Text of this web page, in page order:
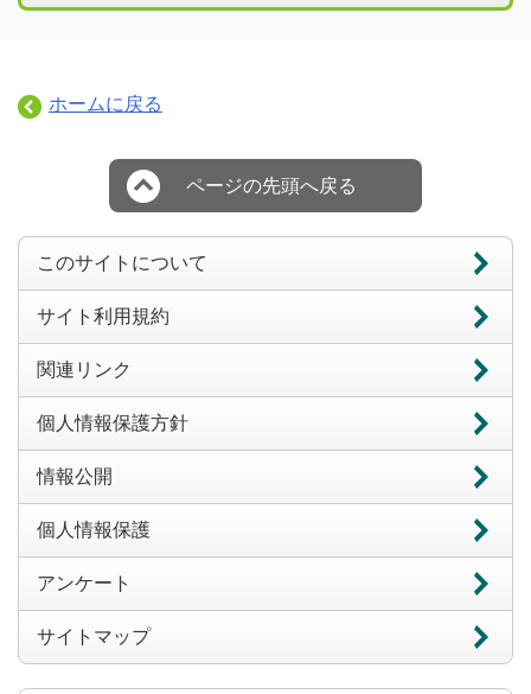
ホームに戻る
ページの先頭へ戻る
このサイトについて
サイト利用規約
関連リンク
個人情報保護方針
情報公開
個人情報保護
アンケート
サイトマップ